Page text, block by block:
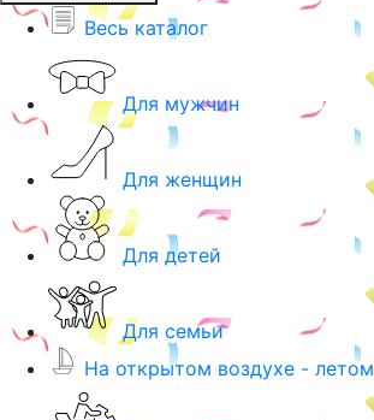
Весь каталог
Для мужчин
Для женщин
Для детей
Для семьи
На открытом воздухе - летом